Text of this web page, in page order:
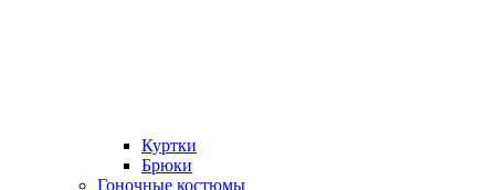
Куртки
Брюки
Гоночные костюмы